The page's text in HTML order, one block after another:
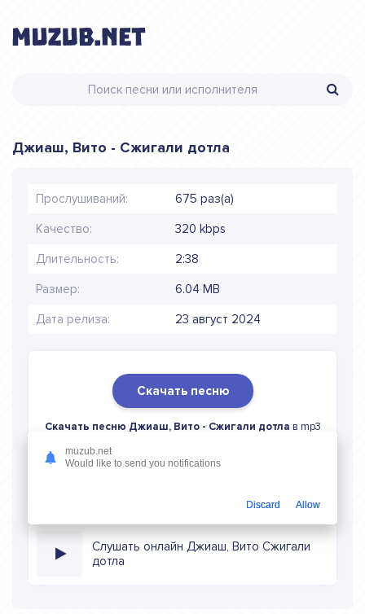
Джиаш, Вито - Сжигали дотла
Прослушиваний: 675 раз(а)
Качество: 320 kbps
Длительность: 2:38
Размер: 6.04 MB
Дата релиза: 23 август 2024
Скачать песню
Скачать песню Джиаш, Вито - Сжигали дотла в mp3
музыку в режиме онлайн
Слушать онлайн Джиаш, Вито Сжигали
дотла
muzub.net
Would like to send you notifications
Discard Allow